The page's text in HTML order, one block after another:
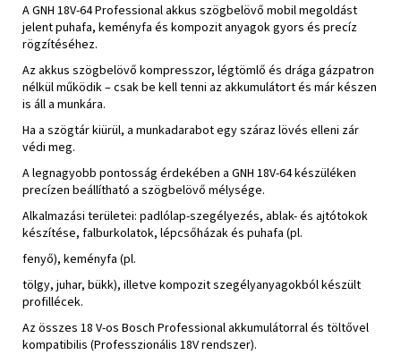
A GNH 18V-64 Professional akkus szögbelövő mobil megoldást
jelent puhafa, keményfa és kompozit anyagok gyors és precíz
rögzítéséhez.
Az akkus szögbelövő kompresszor, légtömlő és drága gázpatron
nélkül működik – csak be kell tenni az akkumulátort és már készen
is áll a munkára.
Ha a szögtár kiürül, a munkadarabot egy száraz lövés elleni zár
védi meg.
A legnagyobb pontosság érdekében a GNH 18V-64 készüléken
precízen beállítható a szögbelövő mélysége.
Alkalmazási területei: padlólap-szegélyezés, ablak- és ajtótokok
készítése, falburkolatok, lépcsőházak és puhafa (pl.
fenyő), keményfa (pl.
tölgy, juhar, bükk), illetve kompozit szegélyanyagokból készült
profillécek.
Az összes 18 V-os Bosch Professional akkumulátorral és töltővel
kompatibilis (Professzionális 18V rendszer).